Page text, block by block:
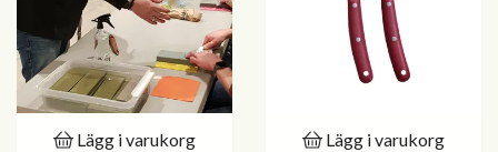
Lägg i varukorg Lägg i varukorg